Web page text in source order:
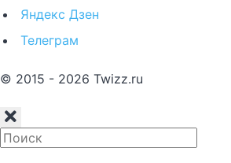
Яндекс Дзен
Телеграм
© 2015 - 2026 Twizz.ru